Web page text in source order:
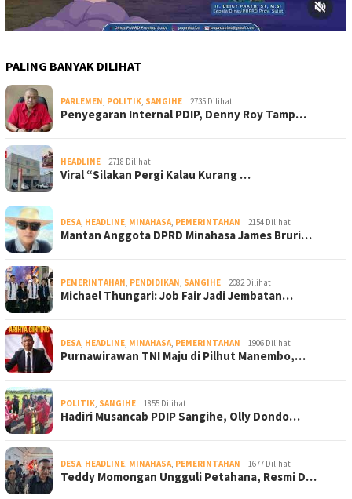
PALING BANYAK DILIHAT
PARLEMEN, POLITIK, SANGIHE 2735 Dilihat
Penyegaran Internal PDIP, Denny Roy Tamp…
HEADLINE 2718 Dilihat
Viral “Silakan Pergi Kalau Kurang …
DESA, HEADLINE, MINAHASA, PEMERINTAHAN 2154 Dilihat
Mantan Anggota DPRD Minahasa James Bruri…
PEMERINTAHAN, PENDIDIKAN, SANGIHE 2082 Dilihat
Michael Thungari: Job Fair Jadi Jembatan…
DESA, HEADLINE, MINAHASA, PEMERINTAHAN 1906 Dilihat
Purnawirawan TNI Maju di Pilhut Manembo,…
POLITIK, SANGIHE 1855 Dilihat
Hadiri Musancab PDIP Sangihe, Olly Dondo…
DESA, HEADLINE, MINAHASA, PEMERINTAHAN 1677 Dilihat
Teddy Momongan Ungguli Petahana, Resmi D…